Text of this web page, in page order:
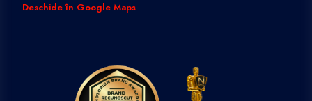
Deschide în Google Maps